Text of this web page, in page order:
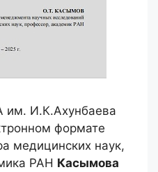
им. И.К.Ахунбаева
формате
медицинских наук,
РАН Касымова